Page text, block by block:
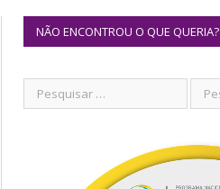
NÃO ENCONTROU O QUE QUERIA?